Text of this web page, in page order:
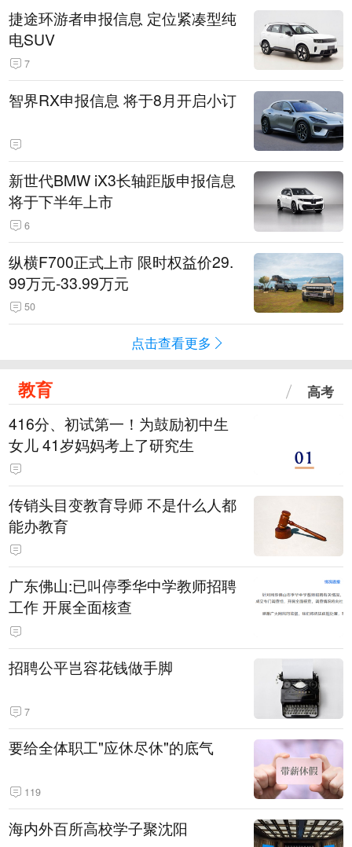
捷途环游者申报信息 定位紧凑型纯
电SUV
7
智界RX申报信息 将于8月开启小订
新世代BMW iX3长轴距版申报信息
将于下半年上市
6
纵横F700正式上市 限时权益价29.
99万元-33.99万元
50
点击查看更多
教育 高考
416分、初试第一！为鼓励初中生
女儿 41岁妈妈考上了研究生
传销头目变教育导师 不是什么人都
能办教育
广东佛山:已叫停季华中学教师招聘
工作 开展全面核查
招聘公平岂容花钱做手脚
7
要给全体职工"应休尽休"的底气
119
海内外百所高校学子聚沈阳